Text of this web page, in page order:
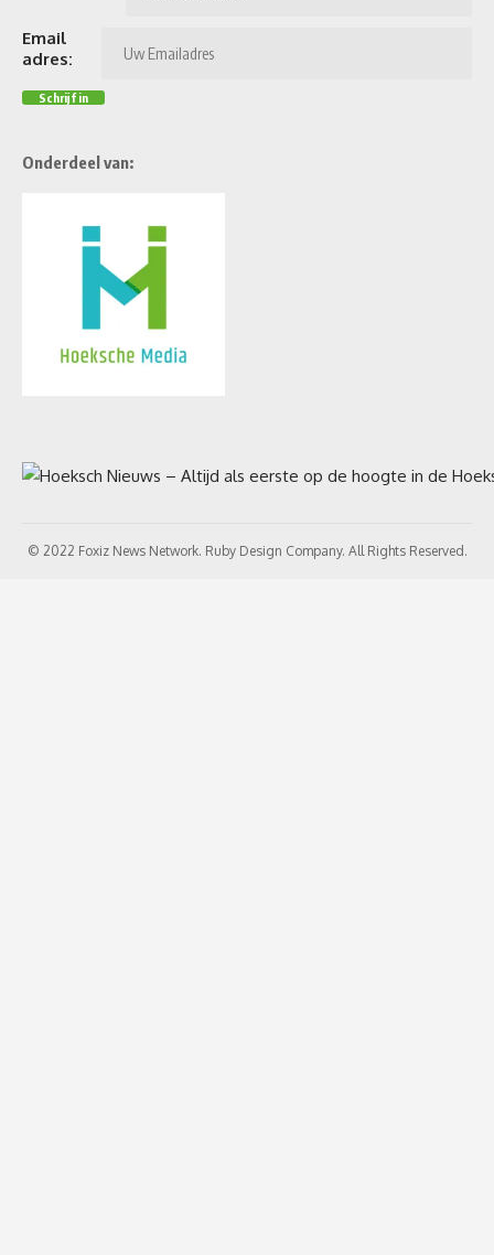
Email
adres:
Onderdeel van:
© 2022 Foxiz News Network. Ruby Design Company. All Rights Reserved.